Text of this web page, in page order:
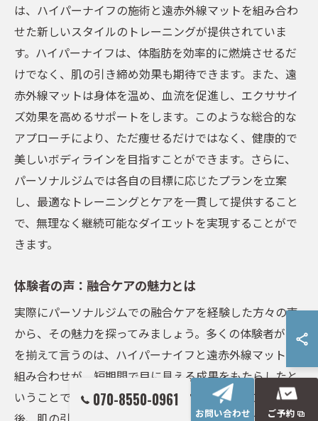
は、ハイパーナイフの施術と遠赤外線マットを組み合わ
せた新しいスタイルのトレーニングが提供されていま
す。ハイパーナイフは、体脂肪を効率的に燃焼させるだ
けでなく、肌の引き締め効果も期待できます。また、遠
赤外線マットは身体を温め、血流を促進し、エクササイ
ズ効果を高めるサポートをします。このような総合的な
アプローチにより、ただ痩せるだけではなく、健康的で
美しいボディラインを目指すことができます。さらに、
パーソナルジムでは各自の目標に応じたプランを立案
し、最適なトレーニングとケアを一貫して提供すること
で、無理なく継続可能なダイエットを実現することがで
きます。
体験者の声：融合ケアの魅力とは
実際にパーソナルジムでの融合ケアを経験した方々の声
から、その魅力を探ってみましょう。多くの体験者が口
を揃えて言うのは、ハイパーナイフと遠赤外線マットの
組み合わせが、短期間で目に見える成果をもたらしたと
いうことです。ある利用者は、「ハイパーナイフの施術
070-8550-0961
お問い合わせ ご予約